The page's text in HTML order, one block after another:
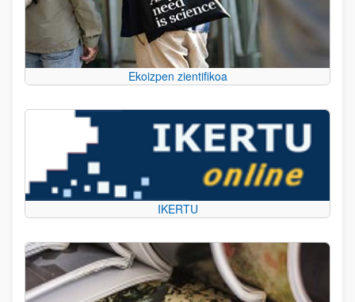
Ekoizpen zientifikoa
IKERTU